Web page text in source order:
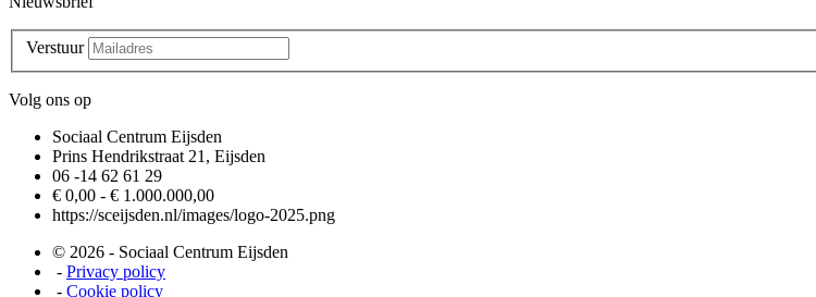
Verstuur
Volg ons op
Sociaal Centrum Eijsden
Prins Hendrikstraat 21, Eijsden
06 -14 62 61 29
€ 0,00 - € 1.000.000,00
https://sceijsden.nl/images/logo-2025.png
© 2026 - Sociaal Centrum Eijsden
- Privacy policy
- Cookie policy